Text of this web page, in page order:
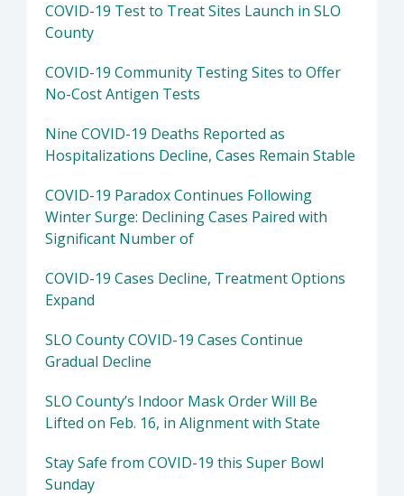
COVID-19 Test to Treat Sites Launch in SLO
County
COVID-19 Community Testing Sites to Offer
No-Cost Antigen Tests
Nine COVID-19 Deaths Reported as
Hospitalizations Decline, Cases Remain Stable
COVID-19 Paradox Continues Following
Winter Surge: Declining Cases Paired with
Significant Number of
COVID-19 Cases Decline, Treatment Options
Expand
SLO County COVID-19 Cases Continue
Gradual Decline
SLO County’s Indoor Mask Order Will Be
Lifted on Feb. 16, in Alignment with State
Stay Safe from COVID-19 this Super Bowl
Sunday